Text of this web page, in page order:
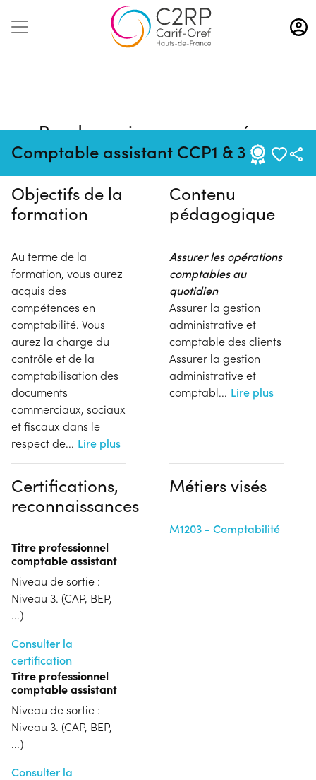
Aller
au
contenu
Comptable assistant CCP1 & 3
Pas de session programmée en
ce moment
Objectifs de la
formation
Au terme de la
formation, vous aurez
acquis des
compétences en
comptabilité. Vous
aurez la charge du
contrôle et de la
comptabilisation des
documents
commerciaux, sociaux
et fiscaux dans le
respect de... Lire plus
Contenu
pédagogique
Assurer les opérations
comptables au
quotidien
Assurer la gestion
administrative et
comptable des clients
Assurer la gestion
administrative et
comptabl... Lire plus
Certifications,
reconnaissances
Titre professionnel
comptable assistant
Niveau de sortie :
Niveau 3. (CAP, BEP,
...)
Consulter la
certification
Titre professionnel
comptable assistant
Niveau de sortie :
Niveau 3. (CAP, BEP,
...)
Consulter la
Métiers visés
M1203 - Comptabilité